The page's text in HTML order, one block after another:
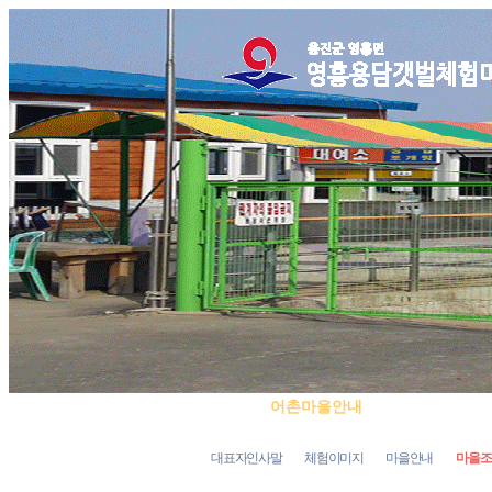
어촌마을안내
대표자인사말 체험이미지 마을안내 마을